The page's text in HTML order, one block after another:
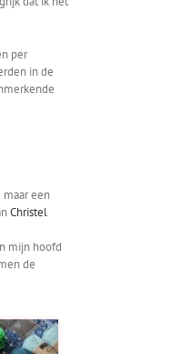
per
in de
een
Christel
mijn hoofd
de